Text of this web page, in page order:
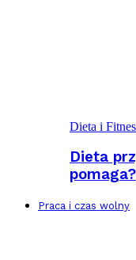
Dieta i
Dieta
pomaga?
Praca i czas wolny